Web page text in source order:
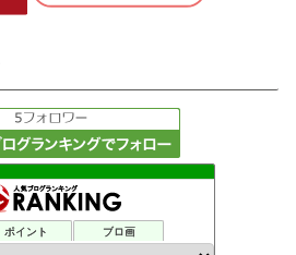
ポイント ブロ画